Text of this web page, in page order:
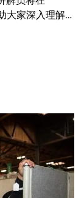
大家深入理解